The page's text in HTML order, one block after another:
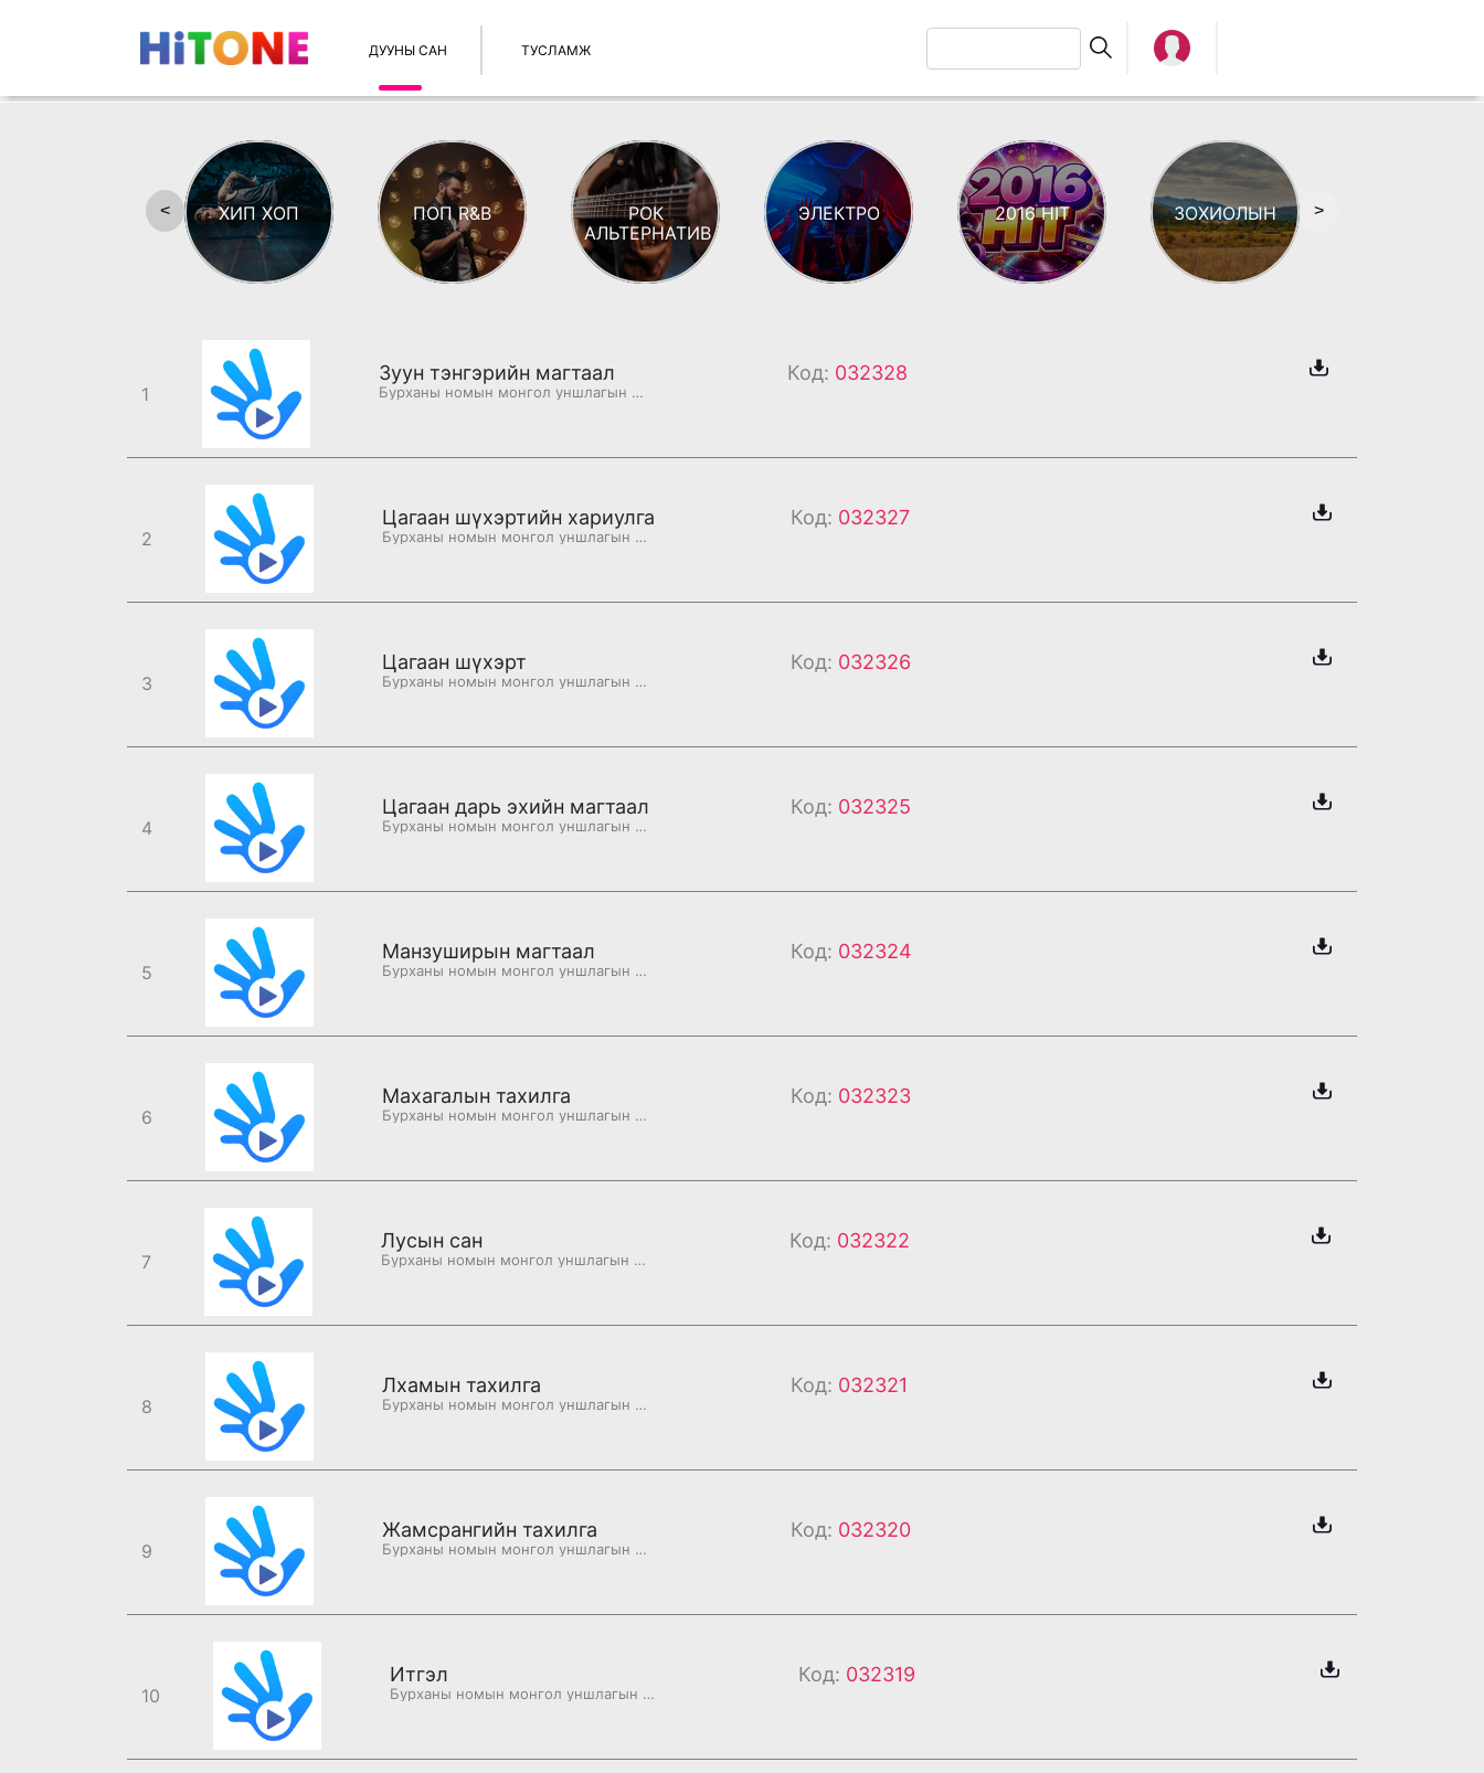
ДУУНЫ САН ТУСЛАМЖ
ХИП ХОП ПОП R&B
РОК
АЛЬТЕРНАТИВ
ЭЛЕКТРО 2016 HIT ЗОХИОЛЫН
< >
1
Зуун тэнгэрийн магтаал
Бурханы номын монгол уншлагын судар
Код: 032328
2
Цагаан шүхэртийн хариулга
Бурханы номын монгол уншлагын судар
Код: 032327
3
Цагаан шүхэрт
Бурханы номын монгол уншлагын судар
Код: 032326
4
Цагаан дарь эхийн магтаал
Бурханы номын монгол уншлагын судар
Код: 032325
5
Манзуширын магтаал
Бурханы номын монгол уншлагын судар
Код: 032324
6
Махагалын тахилга
Бурханы номын монгол уншлагын судар
Код: 032323
7
Лусын сан
Бурханы номын монгол уншлагын судар
Код: 032322
8
Лхамын тахилга
Бурханы номын монгол уншлагын судар
Код: 032321
9
Жамсрангийн тахилга
Бурханы номын монгол уншлагын судар
Код: 032320
10
Итгэл
Бурханы номын монгол уншлагын судар
Код: 032319